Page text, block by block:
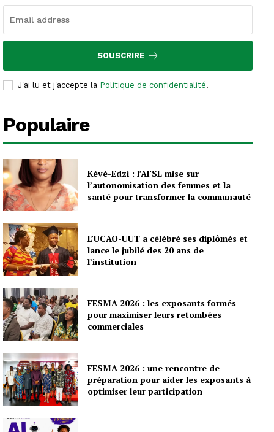
SOUSCRIRE
J'ai lu et j'accepte la Politique de confidentialité.
Populaire
Kévé-Edzi : l’AFSL mise sur
l’autonomisation des femmes et la
santé pour transformer la communauté
L’UCAO-UUT a célébré ses diplômés et
lance le jubilé des 20 ans de
l’institution
FESMA 2026 : les exposants formés
pour maximiser leurs retombées
commerciales
FESMA 2026 : une rencontre de
préparation pour aider les exposants à
optimiser leur participation